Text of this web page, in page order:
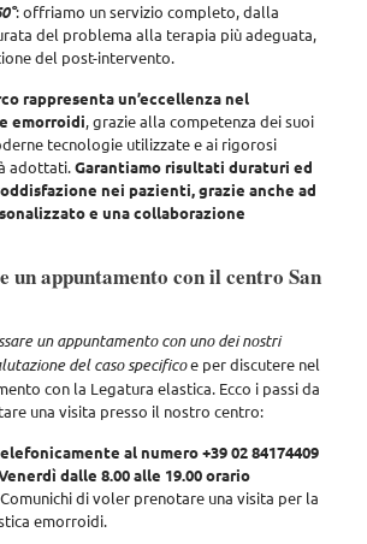
: offriamo un servizio completo, dalla
del problema alla terapia più adeguata,
del post-intervento.
rappresenta un’eccellenza nel
emorroidi, grazie alla competenza dei suoi
tecnologie utilizzate e ai rigorosi
adottati.Garantiamo risultati duraturi ed
nei pazienti, grazie anche ad
e una collaborazione
un appuntamento con il centro San
un appuntamento con uno dei nostri
del caso specificoe per discutere nel
con la Legatura elastica. Ecco i passi da
una visita presso il nostro centro:
al numero +39 02 84174409
dalle 8.00 alle 19.00 orario
di voler prenotare una visita per la
emorroidi.